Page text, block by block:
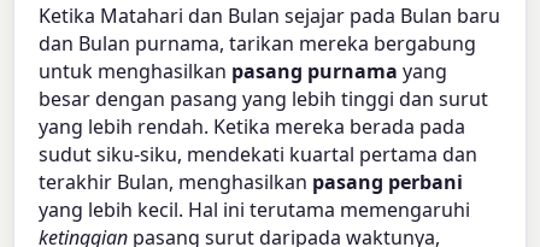
Ketika Matahari dan Bulan sejajar pada Bulan baru
dan Bulan purnama, tarikan mereka bergabung
untuk menghasilkan pasang purnama yang
besar dengan pasang yang lebih tinggi dan surut
yang lebih rendah. Ketika mereka berada pada
sudut siku-siku, mendekati kuartal pertama dan
terakhir Bulan, menghasilkan pasang perbani
yang lebih kecil. Hal ini terutama memengaruhi
ketinggian pasang surut daripada waktunya,